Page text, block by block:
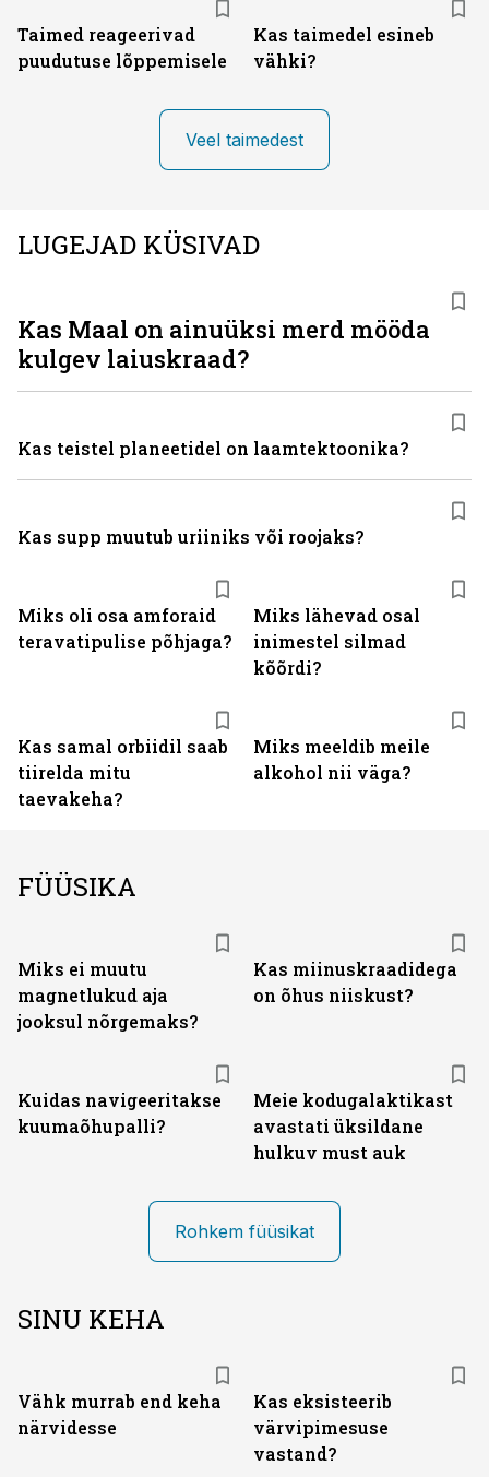
Taimed reageerivad
puudutuse lõppemisele
Kas taimedel esineb
vähki?
Veel taimedest
LUGEJAD KÜSIVAD
Miks oli osa amforaid
teravatipulise põhjaga?
Miks lähevad osal
inimestel silmad
kõõrdi?
Kas samal orbiidil saab
tiirelda mitu
taevakeha?
Miks meeldib meile
alkohol nii väga?
Kas Maal on ainuüksi merd mööda
kulgev laiuskraad?
Kas teistel planeetidel on laamtektoonika?
Kas supp muutub uriiniks või roojaks?
FÜÜSIKA
Miks ei muutu
magnetlukud aja
jooksul nõrgemaks?
Kas miinuskraadidega
on õhus niiskust?
Kuidas navigeeritakse
kuumaõhupalli?
Meie kodugalaktikast
avastati üksildane
hulkuv must auk
Rohkem füüsikat
SINU KEHA
Vähk murrab end keha
närvidesse
Kas eksisteerib
värvipimesuse
vastand?